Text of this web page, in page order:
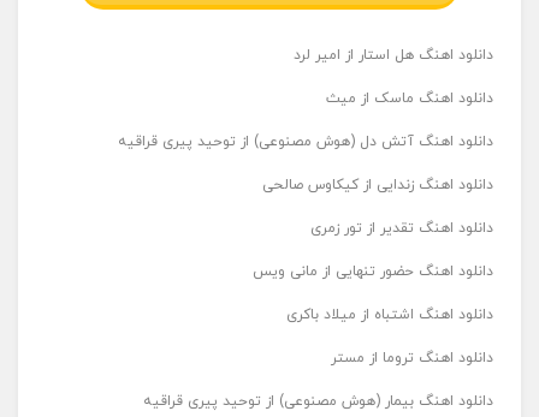
دانلود اهنگ هل استار از امیر لرد
دانلود اهنگ ماسک از میث
دانلود اهنگ آتش دل (هوش مصنوعی) از توحید پیری قراقیه
دانلود اهنگ زندایی از کیکاوس صالحی
دانلود اهنگ تقدیر از تور زمری
دانلود اهنگ حضور تنهایی از مانی ویس
دانلود اهنگ اشتباه از میلاد باکری
دانلود اهنگ تروما از مستر
دانلود اهنگ بیمار (هوش مصنوعی) از توحید پیری قراقیه